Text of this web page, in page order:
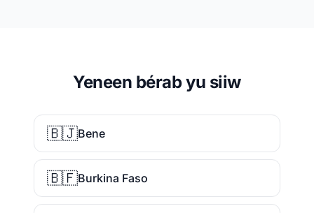
Yeneen bérab yu siiw
🇧🇯Bene
🇧🇫Burkina Faso